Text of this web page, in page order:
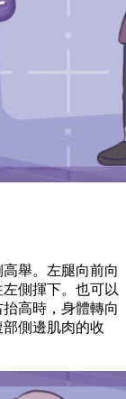
舉。左腿向前向
側揮下。也可以
高時，身體轉向
側邊肌肉的收